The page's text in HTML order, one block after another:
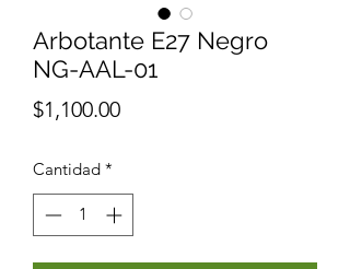
Arbotante E27 Negro
NG-AAL-01
$1,100.00Precio
Cantidad *